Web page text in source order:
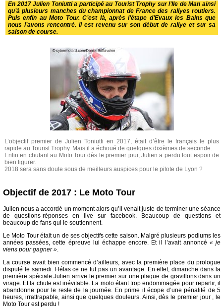
En 2017 Julien Toniutti a participé au Tourist Trophy sur l’Ile de Man ainsi
qu’à plusieurs manches du championnat de France des rallyes routiers.
Puis enfin au Moto Tour. C’est là, après l’étape d’Evaux les Bains que
nous l’avons rencontré. Il est revenu sur son début de rallye et sur sa
saison de course.
L’objectif premier de Julien Toniutti en 2017, était d’être le français le plus
rapide au Tourist Trophy. Mais il a échoué de quelques dixièmes de seconde.
Enfin en chutant au Moto Tour dès le premier jour, Julien a perdu tout espoir de
bien figurer.
2018 sera sans doute sous de meilleurs auspices pour le pilote de Lyon ?
Objectif de 2017 : Le Moto Tour
Julien nous a accordé un moment alors qu’il venait juste de terminer une séance
de questions-réponses en live sur facebook. Beaucoup de questions et
beaucoup de fans qui le soutiennent.
Le Moto Tour était un de ses objectifs cette saison. Malgré plusieurs podiums les
années passées, cette épreuve lui échappe encore. Et il l’avait annoncé « je
viens pour gagner ».
La course avait bien commencé d’ailleurs, avec la première place du prologue
disputé le samedi. Hélas ce ne fut pas un avantage. En effet, dimanche dans la
première spéciale Julien arrive le premier sur une plaque de gravillons dans un
virage. Et la chute est inévitable. La moto étant trop endommagée pour repartir, il
abandonne pour le reste de la journée. En prime il écope d’une pénalité de 5
heures, irrattrapable, ainsi que quelques douleurs. Ainsi, dès le premier jour , le
Moto Tour est perdu !